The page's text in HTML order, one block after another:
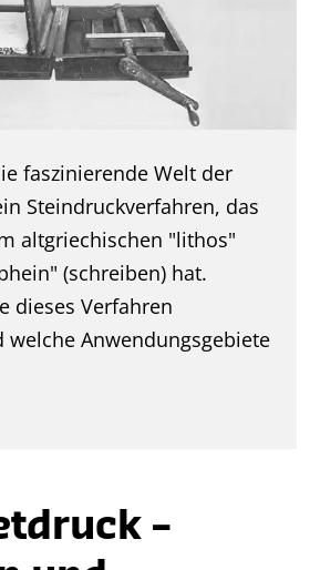
faszinierende Welt der
Steindruckverfahren, das
altgriechischen "lithos"
(schreiben) hat.
dieses Verfahren
Anwendungsgebiete
–